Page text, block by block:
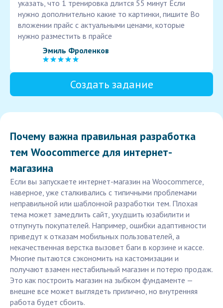
указать, что 1 тренировка длится 55 минут Если
нужно дополнительно какие то картинки, пишите Во
вложении прайс с актуальными ценами, которые
нужно разместить в прайсе
Эмиль Фроленков
Создать задание
Почему важна правильная разработка
тем Woocommerce для интернет-
магазина
Если вы запускаете интернет-магазин на Woocommerce,
наверное, уже сталкивались с типичными проблемами
неправильной или шаблонной разработки тем. Плохая
тема может замедлить сайт, ухудшить юзабилити и
отпугнуть покупателей. Например, ошибки адаптивности
приведут к отказам мобильных пользователей, а
некачественная верстка вызовет баги в корзине и кассе.
Многие пытаются сэкономить на кастомизации и
получают взамен нестабильный магазин и потерю продаж.
Это как построить магазин на зыбком фундаменте —
внешне все может выглядеть прилично, но внутренняя
работа будет сбоить.